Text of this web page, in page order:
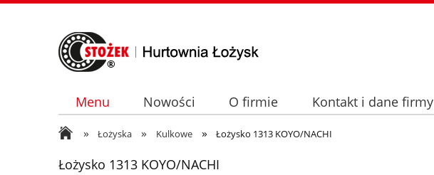
Menu Nowości O firmie Kontakt i dane firmy
» Łożyska » Kulkowe » Łożysko 1313 KOYO/NACHI
Łożysko 1313 KOYO/NACHI